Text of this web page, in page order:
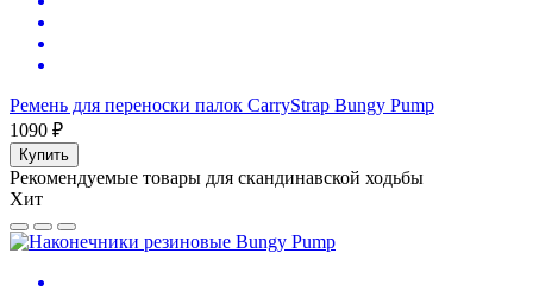
Ремень для переноски палок CarryStrap Bungy Pump
1090 ₽
Купить
Рекомендуемые товары для скандинавской ходьбы
Хит